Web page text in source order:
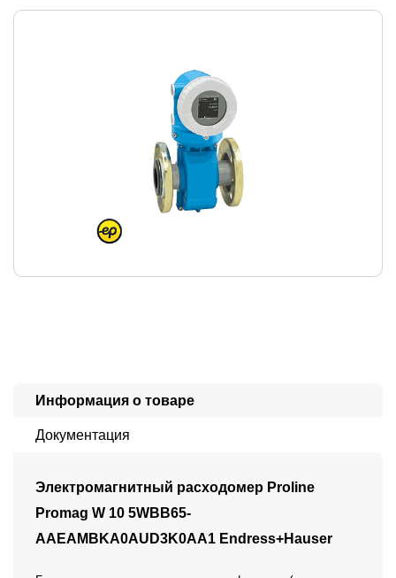
Информация о товаре
Документация
Электромагнитный расходомер Proline
Promag W 10 5WBB65-
AAEAMBKA0AUD3K0AA1 Endress+Hauser